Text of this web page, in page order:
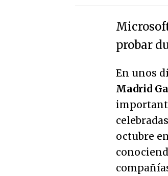
probar
En unos
Madrid
octubre